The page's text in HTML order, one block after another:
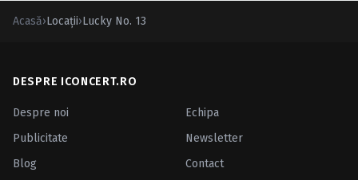
Acasă›Locații›Lucky No. 13
DESPRE ICONCERT.RO
Despre noi
Echipa
Publicitate
Newsletter
Blog
Contact